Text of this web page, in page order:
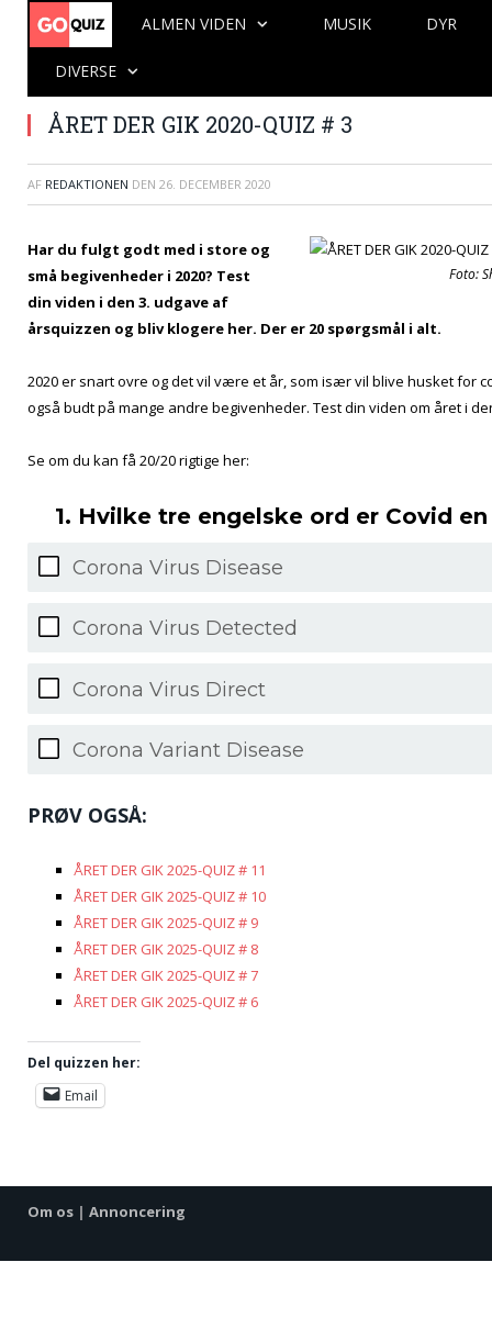
ALMEN VIDEN MUSIK DYR
DIVERSE
ÅRET DER GIK 2020-QUIZ # 3
AF REDAKTIONEN DEN 26. DECEMBER 2020
Foto:
Har du fulgt godt med i store og
små begivenheder i 2020? Test
din viden i den 3. udgave af
årsquizzen og bliv klogere her. Der er 20 spørgsmål i alt.
2020 er snart ovre og det vil være et år, som især vil blive husket for
også budt på mange andre begivenheder. Test din viden om året i
Se om du kan få 20/20 rigtige her:
1. Hvilke tre engelske ord er Covid
Corona Virus Disease
Corona Virus Detected
Corona Virus Direct
Corona Variant Disease
PRØV OGSÅ:
ÅRET DER GIK 2025-QUIZ # 11
ÅRET DER GIK 2025-QUIZ # 10
ÅRET DER GIK 2025-QUIZ # 9
ÅRET DER GIK 2025-QUIZ # 8
ÅRET DER GIK 2025-QUIZ # 7
ÅRET DER GIK 2025-QUIZ # 6
Del quizzen her:
Email
Om os | Annoncering